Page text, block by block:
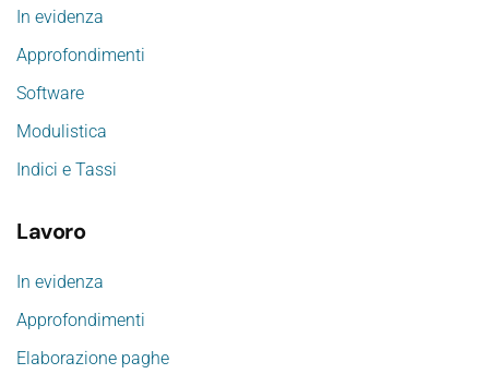
In evidenza
Approfondimenti
Software
Modulistica
Indici e Tassi
Lavoro
In evidenza
Approfondimenti
Elaborazione paghe